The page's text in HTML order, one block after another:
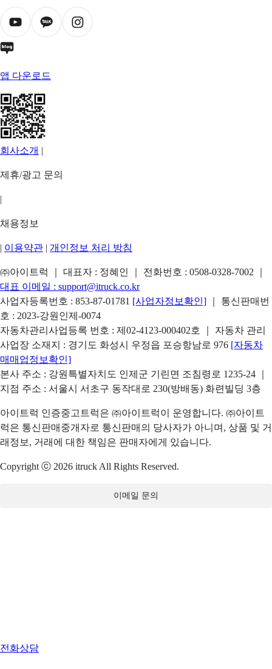
앱 다운로드
회사소개 |
제휴/광고 문의
|
채용정보
| 이용약관 | 개인정보 처리 방침
㈜아이트럭 ｜ 대표자 : 정혜인 ｜ 전화번호 : 0508-0328-7002
대표 이메일 : support@itruck.co.kr
사업자등록번호 : 853-87-01781 [사업자정보확인]
｜ 통신판매번
호 : 2023-강원인제-0074
자동차관리사업등록 번호 : 제02-4123-000402호 ｜ 자동차 관리
사업장 소재지 : 경기도 화성시 우정읍 포승항남로 976 [자동차
매매업정보확인]
본사 주소 : 강원특별자치도 인제군 기린면 조침령로 1235-24 ｜
지점 주소 : 서울시 서초구 동작대로 230(방배동) 화련빌딩 3층
아이트럭 인증중고트럭은 ㈜아이트럭이 운영합니다. ㈜아이트
럭은 통신판매중개자로 통신판매의 당사자가 아니며, 상품 및 거
래정보, 거래에 대한 책임은 판매자에게 있습니다.
Copyright ⓒ 2026 itruck All Rights Reserved.
이메일 문의
전화상담